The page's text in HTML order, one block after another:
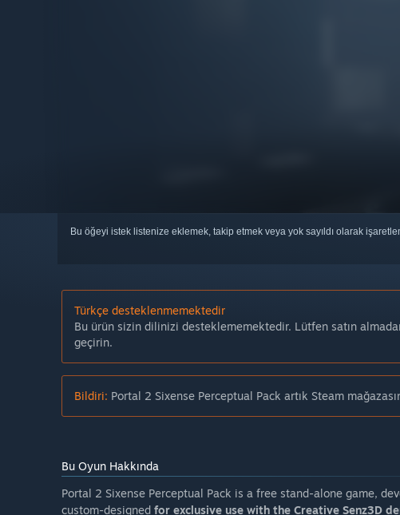
Bu öğeyi istek listenize eklemek, takip etmek veya yok sayıldı olarak
Türkçe desteklenmemektedir
Bu ürün sizin dilinizi desteklememektedir. Lütfen satın
geçirin.
Bildiri: Portal 2 Sixense Perceptual Pack artık Steam
Bu Oyun Hakkında
Portal 2 Sixense Perceptual Pack is a free stand-alone game,
custom-designed for exclusive use with the Creative Senz3D